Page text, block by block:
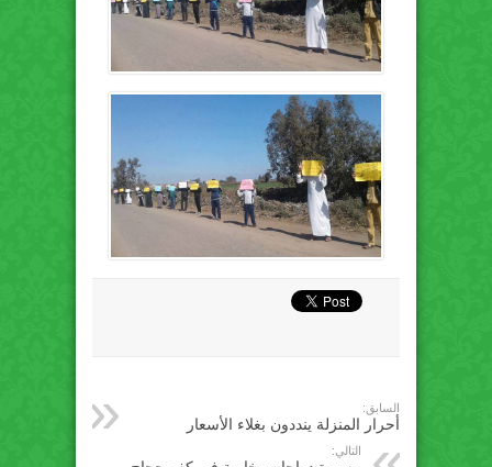
السابق:
أحرار المنزلة ينددون بغلاء الأسعار
التالي: